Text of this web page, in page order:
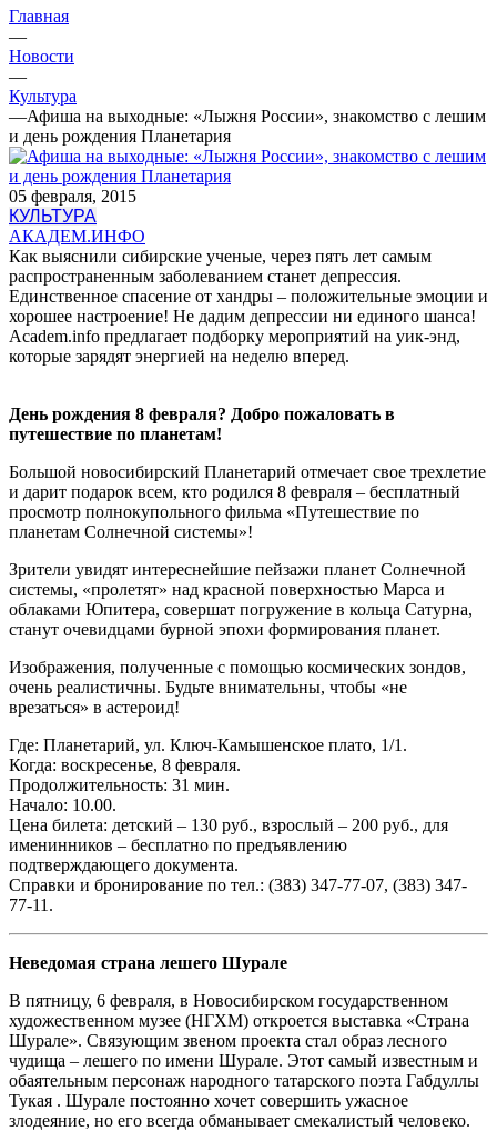
Главная
—
Новости
—
Культура
—Афиша на выходные: «Лыжня России», знакомство с лешим
и день рождения Планетария
05 февраля, 2015
КУЛЬТУРА
АКАДЕМ.ИНФО
Как выяснили сибирские ученые, через пять лет самым
распространенным заболеванием станет депрессия.
Единственное спасение от хандры – положительные эмоции и
хорошее настроение! Не дадим депрессии ни единого шанса!
Academ.info предлагает подборку мероприятий на уик-энд,
которые зарядят энергией на неделю вперед.
День рождения 8 февраля? Добро пожаловать в
путешествие по планетам!
Большой новосибирский Планетарий отмечает свое трехлетие
и дарит подарок всем, кто родился 8 февраля – бесплатный
просмотр полнокупольного фильма «Путешествие по
планетам Солнечной системы»!
Зрители увидят интереснейшие пейзажи планет Солнечной
системы, «пролетят» над красной поверхностью Марса и
облаками Юпитера, совершат погружение в кольца Сатурна,
станут очевидцами бурной эпохи формирования планет.
Изображения, полученные с помощью космических зондов,
очень реалистичны. Будьте внимательны, чтобы «не
врезаться» в астероид!
Где: Планетарий, ул. Ключ-Камышенское плато, 1/1.
Когда: воскресенье, 8 февраля.
Продолжительность: 31 мин.
Начало: 10.00.
Цена билета: детский – 130 руб., взрослый – 200 руб., для
именинников – бесплатно по предъявлению
подтверждающего документа.
Справки и бронирование по тел.: (383) 347-77-07, (383) 347-
77-11.
Неведомая страна лешего Шурале
В пятницу, 6 февраля, в Новосибирском государственном
художественном музее (НГХМ) откроется выставка «Страна
Шурале». Связующим звеном проекта стал образ лесного
чудища – лешего по имени Шурале. Этот самый известным и
обаятельным персонаж народного татарского поэта Габдуллы
Тукая . Шурале постоянно хочет совершить ужасное
злодеяние, но его всегда обманывает смекалистый человеко.